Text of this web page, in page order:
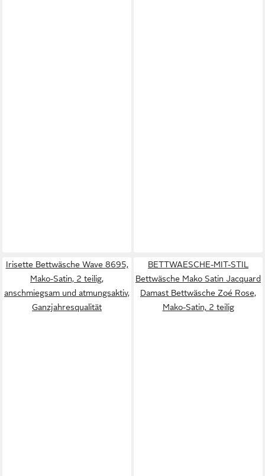
Irisette Bettwäsche Wave 8695,
Mako-Satin, 2 teilig,
anschmiegsam und atmungsaktiv,
Ganzjahresqualität
BETTWAESCHE-MIT-STIL
Bettwäsche Mako Satin Jacquard
Damast Bettwäsche Zoé Rose,
Mako-Satin, 2 teilig